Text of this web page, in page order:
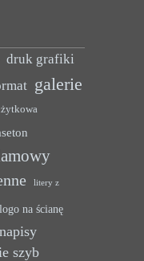
druk grafiki
galerie
litery z
logo na ścianę
napisy
szyb